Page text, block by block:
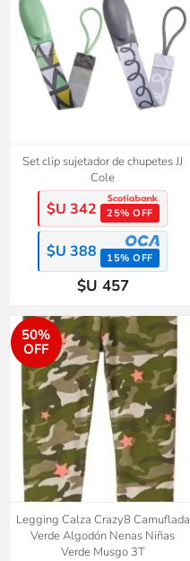
Set clip sujetador de chupetes JJ
Cole
$U 342 25% OFF
$U 388 15% OFF
$U 457
50%
OFF
Legging Calza Crazy8 Camuflada
Verde Algodón Nenas Niñas
Verde Musgo 3T